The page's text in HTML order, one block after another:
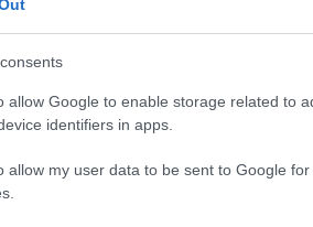
allow Google to enable storage related to
identifiers in apps.
allow my user data to be sent to Google
proson.gr στα